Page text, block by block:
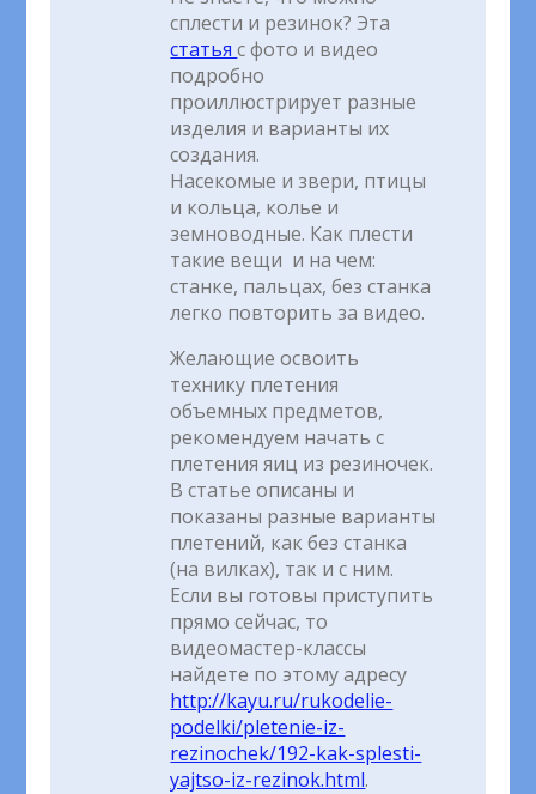
сплести и резинок? Эта
статьяс фото и видео
подробно
проиллюстрирует разные
изделия и варианты их
создания.
Насекомые и звери, птицы
и кольца, колье и
земноводные. Как плести
такие вещи и на чем:
станке, пальцах, без станка
легко повторить за видео.
Желающие освоить
технику плетения
объемных предметов,
рекомендуем начать с
плетения яиц из резиночек.
В статье описаны и
показаны разные варианты
плетений, как без станка
(на вилках), так и с ним.
Если вы готовы приступить
прямо сейчас, то
видеомастер-классы
найдете по этому адресу
http://kayu.ru/rukodelie-
podelki/pletenie-iz-
rezinochek/192-kak-splesti-
yajtso-iz-rezinok.html.